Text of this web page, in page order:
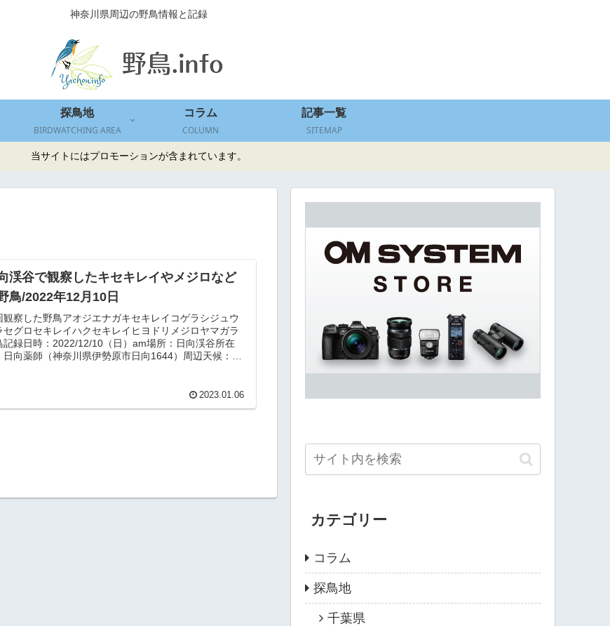
神奈川県周辺の野鳥情報と記録
探鳥地
BIRDWATCHING AREA
コラム
COLUMN
記事一覧
SITEMAP
当サイトにはプロモーションが含まれています。
渓谷で観察したキセキレイやメジロなど
鳥/2022年12月10日
観察した野鳥アオジエナガキセキレイコゲラシジュウ
セグロセキレイハクセキレイヒヨドリメジロヤマガラ
記録日時：2022/12/10（日）am場所：日向渓谷所在
日向薬師（神奈川県伊勢原市日向1644）周辺天候：晴
2023.01.06
カテゴリー
コラム
探鳥地
千葉県